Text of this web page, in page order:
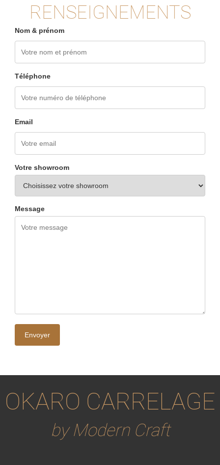
RENSEIGNEMENTS
Nom & prénom
Téléphone
Email
Votre showroom
Message
OKARO CARRELAGE
by Modern Craft